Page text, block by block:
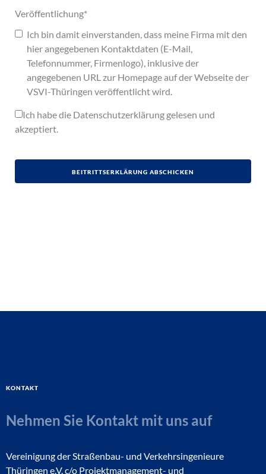
Veröffentlichung*
Ich bin damit einverstanden, dass meine Firma mit den
hier angegebenen Kontaktdaten (E-Mail,
Telefonnummer, Firmenlogo), inklusive der
angegebenen URL zur Homepage auf der Webseite der
VSVI-Thüringen veröffentlicht wird.
Ich habe die Datenschutzerklärung gelesen und
akzeptiert.
Kontakt
Nehmen Sie Kontakt mit uns auf
Vereinigung der Straßenbau- und Verkehrsingenieure
Thüringen e.V. c/o Projektmanagement- und